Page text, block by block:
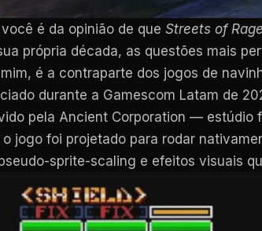
é da opinião de que Streets of Rage
própria década, as questões mais
é a contraparte dos jogos de
durante a Gamescom Latam de
pela Ancient Corporation — estúdio
jogo foi projetado para rodar
sprite-scaling e efeitos visuais